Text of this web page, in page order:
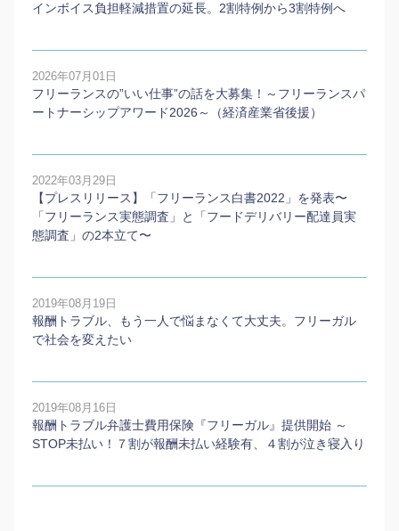
インボイス負担軽減措置の延長。2割特例から3割特例へ
2026年07月01日
フリーランスの”いい仕事”の話を大募集！～フリーランスパ
ートナーシップアワード2026～（経済産業省後援）
2022年03月29日
【プレスリリース】「フリーランス白書2022」を発表〜
「フリーランス実態調査」と「フードデリバリー配達員実
態調査」の2本⽴て〜
2019年08月19日
報酬トラブル、もう一人で悩まなくて大丈夫。フリーガル
で社会を変えたい
2019年08月16日
報酬トラブル弁護士費用保険『フリーガル』提供開始 ～
STOP未払い！７割が報酬未払い経験有、４割が泣き寝入り